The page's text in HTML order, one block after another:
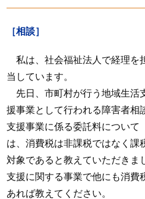
［相談］
私は、社会福祉法人で経理を
当しています。
先日、市町村が行う地域生活
援事業として行われる障害者相
支援事業に係る委託料について
は、消費税は非課税ではなく課
対象であると教えていただきま
支援に関する事業で他にも消費
あれば教えてください。